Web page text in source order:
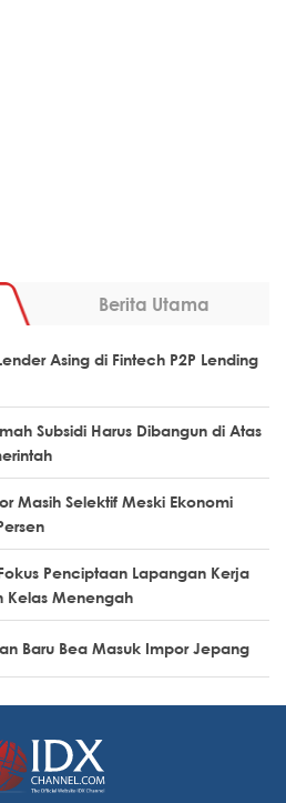
Berita Utama
Asing di Fintech P2P Lending
Subsidi Harus Dibangun di Atas
Masih Selektif Meski Ekonomi
Penciptaan Lapangan Kerja
Kelas Menengah
Baru Bea Masuk Impor Jepang